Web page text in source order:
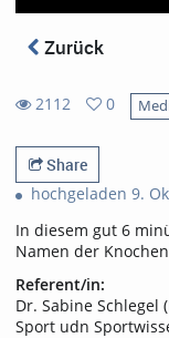
Zurück
2112
views
0
favorites
Share
hochgeladen 9.
In diesem gut 6
Namen der
Referent/in:
Dr. Sabine
Sport udn